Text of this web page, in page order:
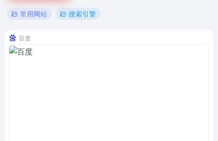
常用网站 搜索引擎
百度